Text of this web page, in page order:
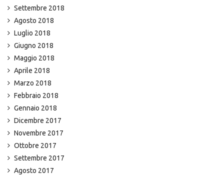
Settembre 2018
Agosto 2018
Luglio 2018
Giugno 2018
Maggio 2018
Aprile 2018
Marzo 2018
Febbraio 2018
Gennaio 2018
Dicembre 2017
Novembre 2017
Ottobre 2017
Settembre 2017
Agosto 2017